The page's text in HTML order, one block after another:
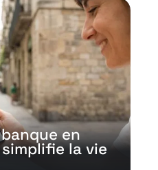
en
la vie